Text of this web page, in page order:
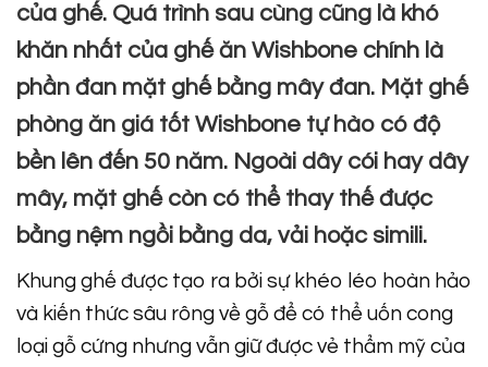
của ghế. Quá trình sau cùng cũng là khó
khăn nhất của ghế ăn Wishbone chính là
phần đan mặt ghế bằng mây đan. Mặt ghế
phòng ăn giá tốt Wishbone tự hào có độ
bền lên đến 50 năm. Ngoài dây cói hay dây
mây, mặt ghế còn có thể thay thế được
bằng nệm ngồi bằng da, vải hoặc simili.
Khung ghế được tạo ra bởi sự khéo léo hoàn hảo
và kiến thức sâu rông về gỗ để có thể uốn cong
loại gỗ cứng nhưng vẫn giữ được vẻ thẩm mỹ của